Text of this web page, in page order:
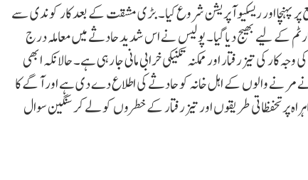
پہنچا اور ریسکیو آپریشن شروع کیا۔ بڑی مشقت کے بعد کار کو ندی سے
کے لیے بھیج دیا گیا۔ پولیس نے اس شدید حادثے میں معاملہ درج
کی تیز رفتار اور ممکنہ تکنیکی خرابی مانی جا رہی ہے۔ حالانکہ ابھی
مرنے والوں کے اہل خانہ کو حادثے کی اطلاع دے دی ہے اور آگے کا
پر تحفظاتی طریقوں اور تیز رفتار کے خطروں کو لے کر سنگین سوال